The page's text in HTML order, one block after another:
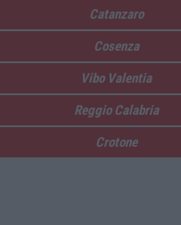
Catanzaro
Cosenza
Vibo Valentia
Reggio Calabria
Crotone